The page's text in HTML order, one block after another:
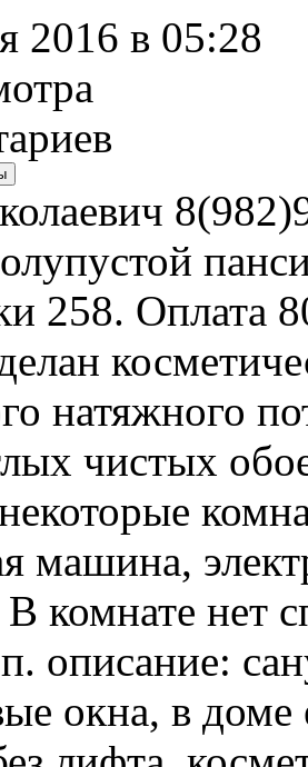
2016 в 05:28
258. Оплата
натяжного
чистых
машина,
комнате нет
описание:
окна, в